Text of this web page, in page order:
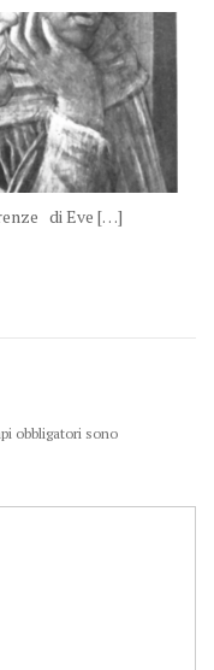
di Eve […]
obbligatori sono